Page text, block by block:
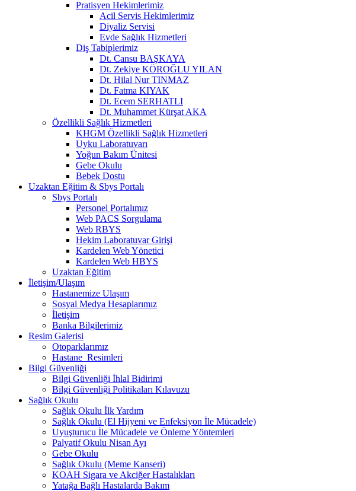
Pratisyen Hekimlerimiz
Acil Servis Hekimlerimiz
Diyaliz Servisi
Evde Sağlık Hizmetleri
Diş Tabiplerimiz
Dt. Cansu BAŞKAYA
Dt. Zekiye KÖROĞLU YILAN
Dt. Hilal Nur TINMAZ
Dt. Fatma KIYAK
Dt. Ecem SERHATLI
Dt. Muhammet Kürşat AKA
Özellikli Sağlık Hizmetleri
KHGM Özellikli Sağlık Hizmetleri
Uyku Laboratuvarı
Yoğun Bakım Ünitesi
Gebe Okulu
Bebek Dostu
Uzaktan Eğitim & Sbys Portalı
Sbys Portalı
Personel Portalımız
Web PACS Sorgulama
Web RBYS
Hekim Laboratuvar Girişi
Kardelen Web Yönetici
Kardelen Web HBYS
Uzaktan Eğitim
İletişim/Ulaşım
Hastanemize Ulaşım
Sosyal Medya Hesaplarımız
İletişim
Banka Bilgilerimiz
Resim Galerisi
Otoparklarımız
Hastane_Resimleri
Bilgi Güvenliği
Bilgi Güvenliği İhlal Bidirimi
Bilgi Güvenliği Politikaları Kılavuzu
Sağlık Okulu
Sağlık Okulu İlk Yardım
Sağlık Okulu (El Hijyeni ve Enfeksiyon İle Mücadele)
Uyuşturucu İle Mücadele ve Önleme Yöntemleri
Palyatif Okulu Nisan Ayı
Gebe Okulu
Sağlık Okulu (Meme Kanseri)
KOAH Sigara ve Akciğer Hastalıkları
Yatağa Bağlı Hastalarda Bakım